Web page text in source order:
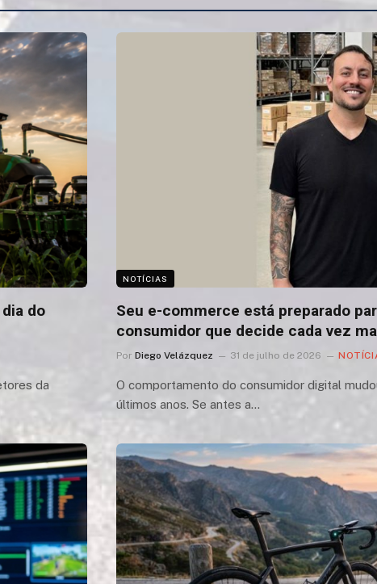
do
da
NOTÍCIAS
Seu e-commerce está preparado
consumidor que decide cada vez
Por Diego Velázquez 31 de julho de 2026
O comportamento do consumidor digital
últimos anos. Se antes a…